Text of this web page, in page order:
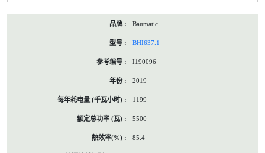
Baumatic
BHI637.1
I190096
2019
1199
5500
85.4